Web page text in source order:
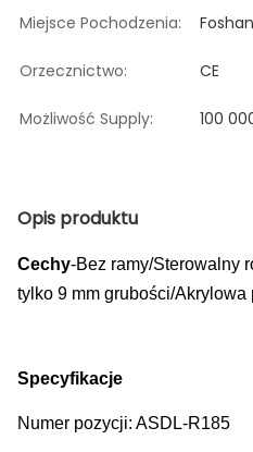
Miejsce Pochodzenia:
Orzecznictwo: CE
Możliwość Supply: 100
Opis produktu
Cechy-Bez ramy/Sterowalny
tylko 9 mm grubości/Akrylowa
Specyfikacje
Numer pozycji: ASDL-R185